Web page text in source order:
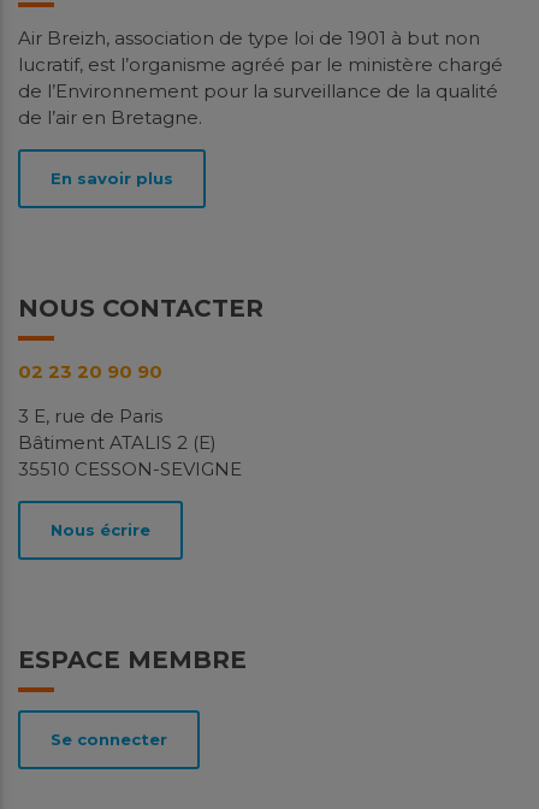
ESPACE MEMBRE
Se connecter
Air Breizh, association de type loi de 1901 à but non
lucratif, est l’organisme agréé par le ministère chargé
de l’Environnement pour la surveillance de la qualité
de l’air en Bretagne.
En savoir plus
NOUS CONTACTER
02 23 20 90 90
3 E, rue de Paris
Bâtiment ATALIS 2 (E)
35510 CESSON-SEVIGNE
Nous écrire